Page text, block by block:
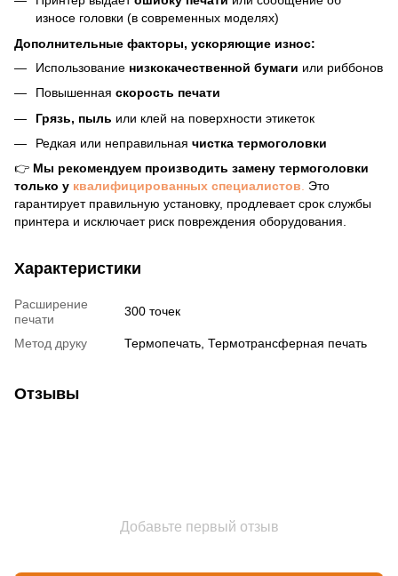
износе головки (в современных моделях)
Дополнительные факторы, ускоряющие износ:
Использование низкокачественной бумаги или риббонов
Повышенная скорость печати
Грязь, пыль или клей на поверхности этикеток
Редкая или неправильная чистка термоголовки
👉 Мы рекомендуем производить замену термоголовки
только у квалифицированных специалистов. Это
гарантирует правильную установку, продлевает срок службы
принтера и исключает риск повреждения оборудования.
Характеристики
Расширение
печати
300 точек
Метод друку Термопечать, Термотрансферная печать
Отзывы
Добавьте первый отзыв